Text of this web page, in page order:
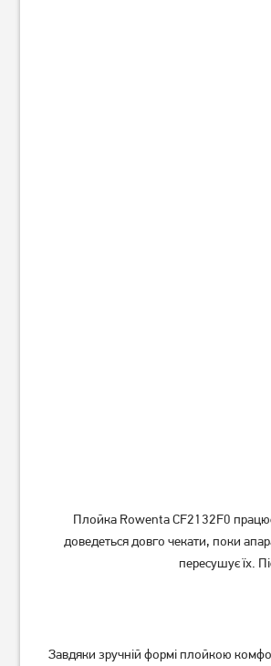
Плойка Rowenta CF2132F0
доведеться довго чекати, поки
пересушує їх.
Завдяки зручній формі плойкою